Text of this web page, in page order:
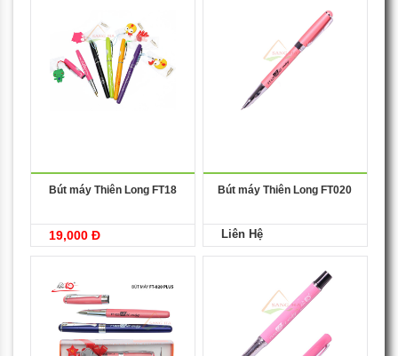
Bút máy Thiên Long FT18
19,000 Đ
Bút máy Thiên Long FT020
Liên Hệ